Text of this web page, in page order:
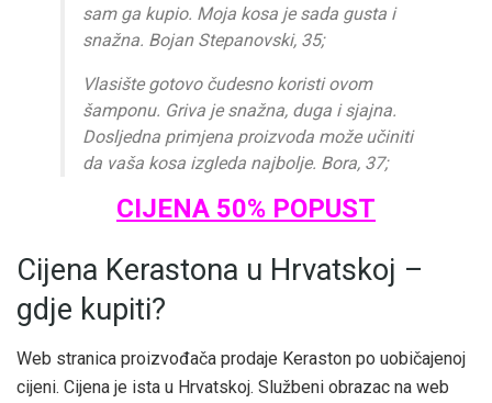
sam ga kupio. Moja kosa je sada gusta i
snažna. Bojan Stepanovski, 35;
Vlasište gotovo čudesno koristi ovom
šamponu. Griva je snažna, duga i sjajna.
Dosljedna primjena proizvoda može učiniti
da vaša kosa izgleda najbolje. Bora, 37;
CIJENA 50% POPUST
Cijena Kerastona u Hrvatskoj –
gdje kupiti?
Web stranica proizvođača prodaje Keraston po uobičajenoj
cijeni. Cijena je ista u Hrvatskoj. Službeni obrazac na web